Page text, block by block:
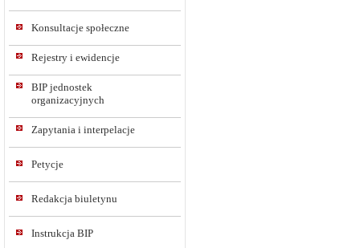
Konsultacje społeczne
Rejestry i ewidencje
BIP jednostek
organizacyjnych
Zapytania i interpelacje
Petycje
Redakcja biuletynu
Instrukcja BIP